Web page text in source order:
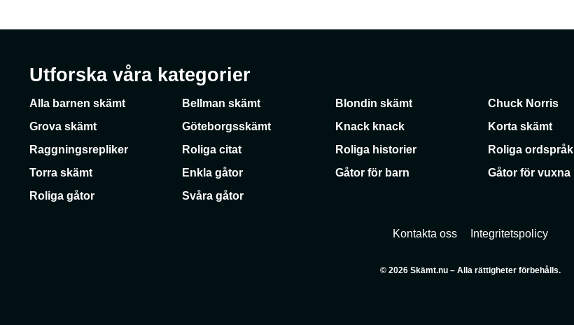
Utforska våra kategorier
Alla barnen skämt Bellman skämt Blondin skämt Chuck Norris
Grova skämt
Göteborgsskämt Knack knack Korta skämt
Raggningsrepliker
Roliga citat Roliga historier Roliga ordspråk
Torra skämt
Enkla gåtor Gåtor för barn Gåtor för vuxna
Roliga gåtor
Svåra gåtor
Kontakta oss Integritetspolicy
© 2026 Skämt.nu – Alla rättigheter förbehålls.